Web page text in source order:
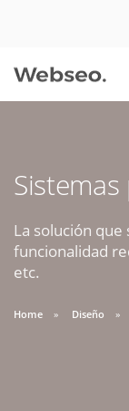
La solución
funcionalidad
etc.
Home Diseño